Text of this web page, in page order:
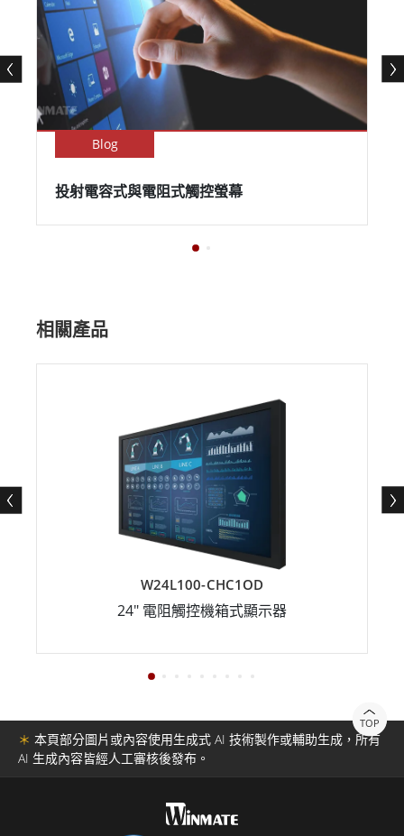
Blog
投射電容式與電阻式觸控螢幕
相關產品
W24L100-CHC1OD
24" 電阻觸控機箱式顯示器
TOP
＊ 本頁部分圖片或內容使用生成式 AI 技術製作或輔助生成，所有
AI 生成內容皆經人工審核後發布。